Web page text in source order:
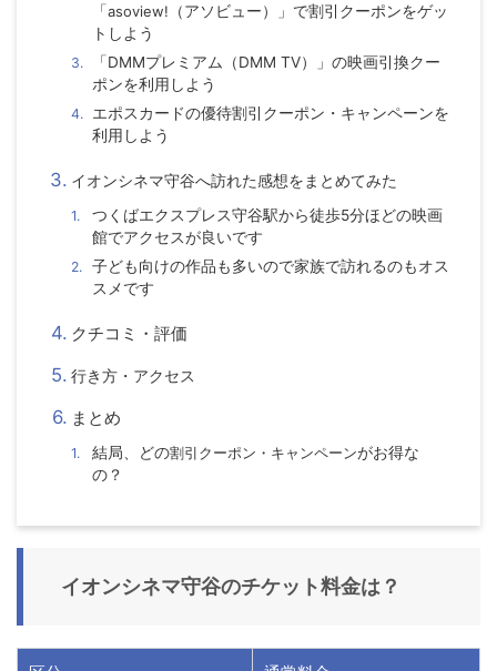
「asoview! （アソビュー）」で割引クーポンをゲッ
トしよう
「DMMプレミアム（DMM TV）」の映画引換クー
ポンを利用しよう
エポスカードの優待割引クーポン・キャンペーンを
利用しよう
イオンシネマ守谷へ訪れた感想をまとめてみた
つくばエクスプレス守谷駅から徒歩5分ほどの映画
館でアクセスが良いです
子ども向けの作品も多いので家族で訪れるのもオス
スメです
クチコミ・評価
行き方・アクセス
まとめ
結局、どの割引クーポン・キャンペーンがお得な
の？
イオンシネマ守谷のチケット料金は？